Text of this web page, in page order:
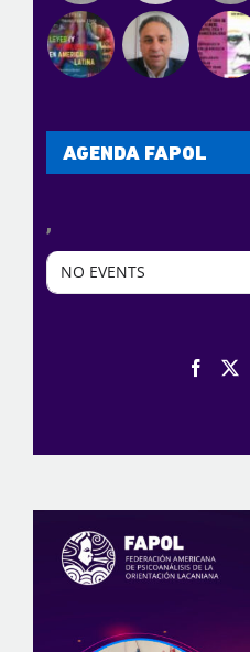
Larger
Image
AGENDA FAPOL
,
NO EVENTS